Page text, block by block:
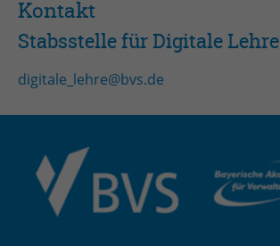
Kontakt
Stabsstelle für Digitale Lehre
digitale_lehre@bvs.de